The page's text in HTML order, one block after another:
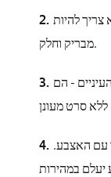
צריך להיות
מבריק וחלק.
- הם
עם האצבע.